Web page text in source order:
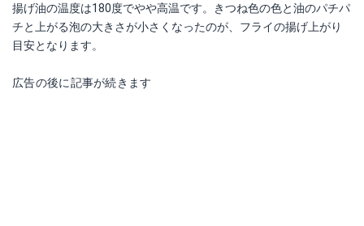
揚げ油の温度は180度でやや高温です。きつね色の色と油のパチパ
チと上がる泡の大きさが小さくなったのが、フライの揚げ上がり
目安となります。
広告の後に記事が続きます